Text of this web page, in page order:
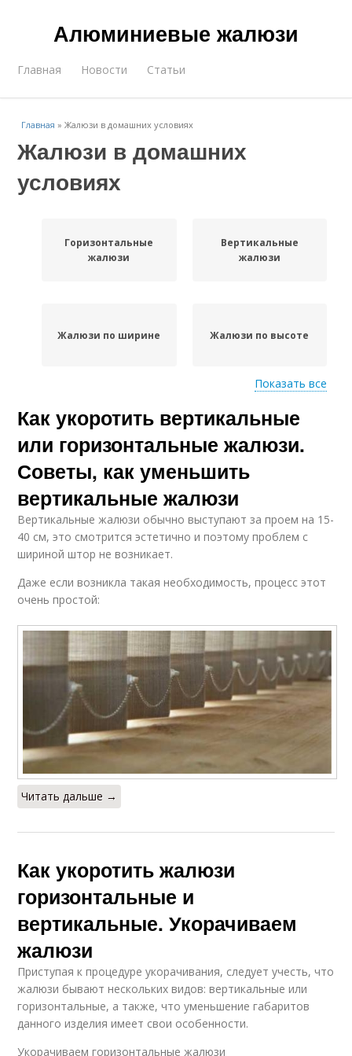
Алюминиевые жалюзи
Главная Новости Статьи
Главная »Жалюзи в домашних условиях
Жалюзи в домашних
условиях
Горизонтальные
жалюзи
Вертикальные
жалюзи
Жалюзи по ширине Жалюзи по высоте
Жалюзи по размеру Жалюзи по длине
Алюминиевые
Жалюзи на кухне
Жалюзи из различных
материалов
Жалюзи с окна
Деревянные жалюзи Оконные жалюзи
В домашние условия
жалюзи
Жалюзи в стиральной
Уход за
Тканевые жалюзи
Показать все
Как укоротить вертикальные
или горизонтальные жалюзи.
Советы, как уменьшить
вертикальные жалюзи
Вертикальные жалюзи обычно выступают за проем на 15-
40 см, это смотрится эстетично и поэтому проблем с
шириной штор не возникает.
Даже если возникла такая необходимость, процесс этот
очень простой:
Читать дальше →
Как укоротить жалюзи
горизонтальные и
вертикальные. Укорачиваем
жалюзи
Приступая к процедуре укорачивания, следует учесть, что
жалюзи бывают нескольких видов: вертикальные или
горизонтальные, а также, что уменьшение габаритов
данного изделия имеет свои особенности.
Укорачиваем горизонтальные жалюзи